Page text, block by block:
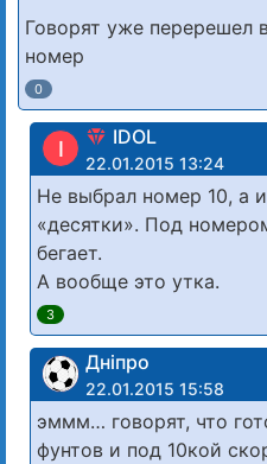
Говорят уже перерешел
номер
0
I IDOL
22.01.2015 13:24
Не выбрал номер 10, а
«десятки». Под
бегает.
А вообще это утка.
3
Дніпро
22.01.2015 15:58
эммм… говорят, что
фунтов и под 10кой